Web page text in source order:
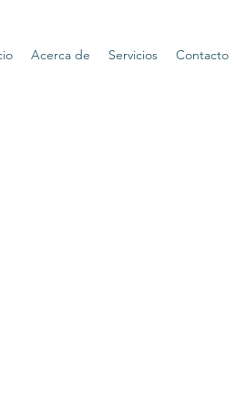
Acerca de Servicios Contacto